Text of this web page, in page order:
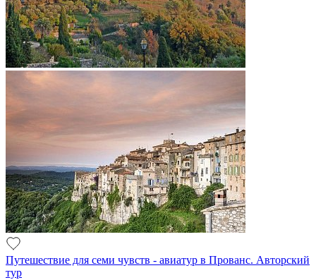
Путешествие для семи чувств - авиатур в Прованс. Авторский
тур